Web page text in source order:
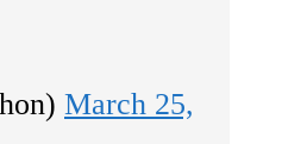
March 25,